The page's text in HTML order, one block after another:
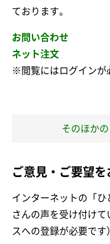
ております。
お問い合わせ
ネット注文
※閲覧にはログインが
そのほか
ご意見・ご要望を
インターネットの「
さんの声を受け付け
スへの登録が必要です